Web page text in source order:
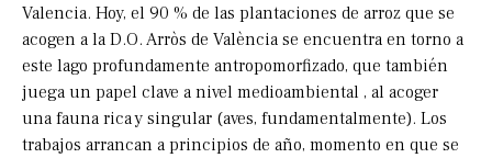
Valencia. Hoy, el 90 % de las plantaciones de arroz que se
acogen a la D.O. Arròs de València se encuentra en torno a
este lago profundamente antropomorfizado, que también
juega un papel clave a nivel medioambiental , al acoger
una fauna rica y singular (aves, fundamentalmente). Los
trabajos arrancan a principios de año, momento en que se